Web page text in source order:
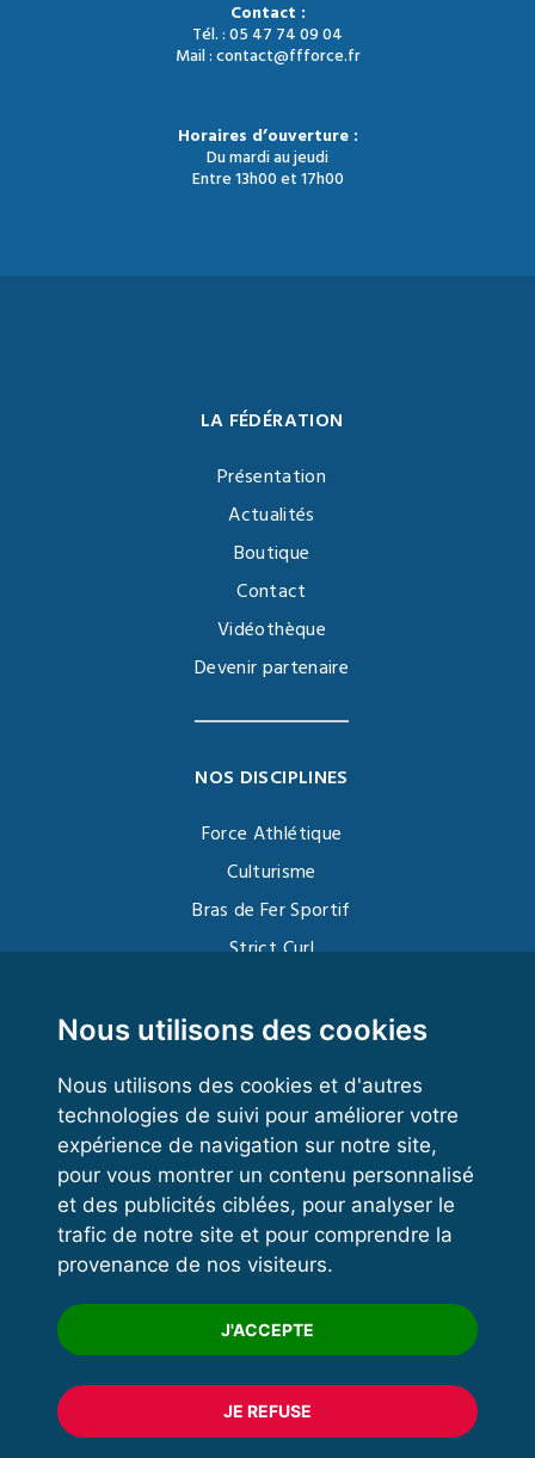
Nous utilisons des cookies
Nous utilisons des cookies et d'autres
technologies de suivi pour améliorer votre
expérience de navigation sur notre site,
pour vous montrer un contenu personnalisé
et des publicités ciblées, pour analyser le
trafic de notre site et pour comprendre la
provenance de nos visiteurs.
J'ACCEPTE
JE REFUSE
Contact :
Tél. : 05 47 74 09 04
Mail : contact@ffforce.fr
Horaires d’ouverture :
Du mardi au jeudi
Entre 13h00 et 17h00
LA FÉDÉRATION
Présentation
Actualités
Boutique
Contact
Vidéothèque
Devenir partenaire
NOS DISCIPLINES
Force Athlétique
Culturisme
Bras de Fer Sportif
Strict Curl
Kettlebell
VOS ESPACES
Espace dirigeant
Espace licencié
Trouver un club
Formation
© 2020 FFFORCE Tous droits réservés